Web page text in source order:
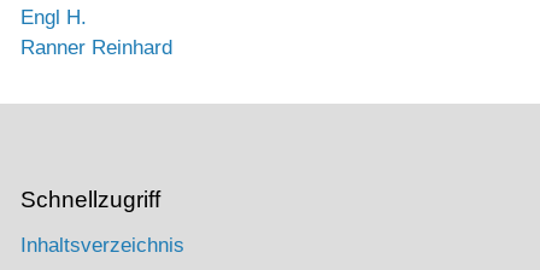
Engl H.
Ranner Reinhard
Schnellzugriff
Inhaltsverzeichnis